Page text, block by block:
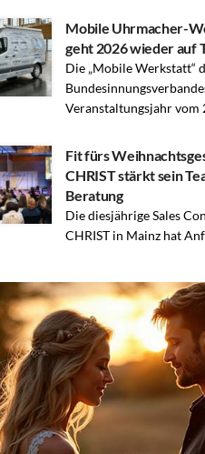
Mobile Uhrmacher-
geht 2026 wieder auf
Die „Mobile Werkstatt“
Veranstaltungsjahr vom
Fit fürs
CHRIST stärkt sein
Beratung
Die diesjährige Sales
CHRIST in Mainz hat